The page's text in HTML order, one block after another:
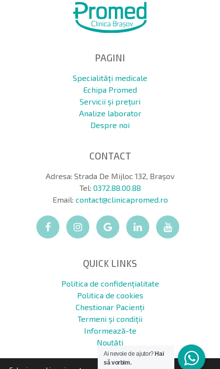
PAGINI
Specialități medicale
Echipa Promed
Servicii și prețuri
Analize laborator
Despre noi
CONTACT
Adresa: Strada De Mijloc 132, Brașov
Tel: 0372.88.00.88
Email: contact@clinicapromed.ro
QUICK LINKS
Politica de confidențialitate
Politica de cookies
Chestionar Pacienți
Termeni și condiții
Informează-te
Noutăți
Ai nevoie de ajutor? Hai
să vorbim.